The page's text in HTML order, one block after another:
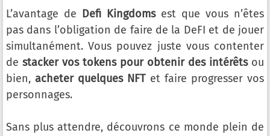
L’avantage de Defi Kingdomsest que vous n’êtes
pas dans l’obligation de faire de la DeFI et de jouer
simultanément. Vous pouvez juste vous contenter
de stacker vos tokens pour obtenir des intérêtsou
bien,acheter quelques NFTet faire progresser vos
personnages.
Sans plus attendre, découvrons ce monde plein de